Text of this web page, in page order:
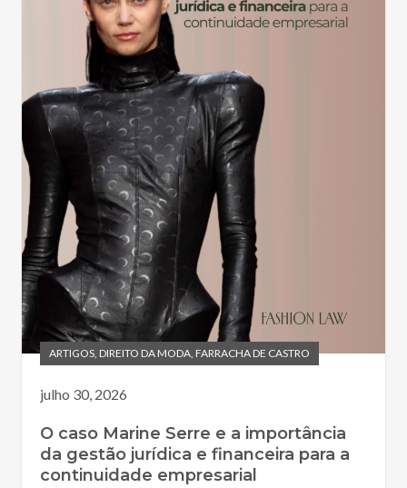
ARTIGOS, DIREITO DA MODA, FARRACHA DE CASTRO
julho 30, 2026
O caso Marine Serre e a importância
da gestão jurídica e financeira para a
continuidade empresarial